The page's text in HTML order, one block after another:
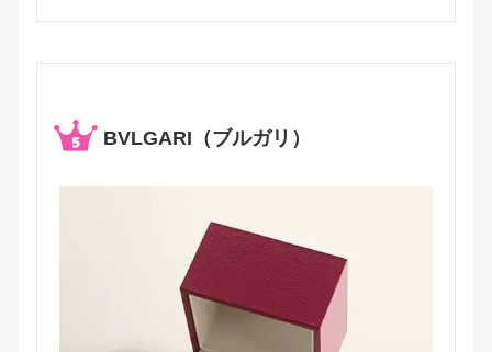
BVLGARI（ブルガリ）